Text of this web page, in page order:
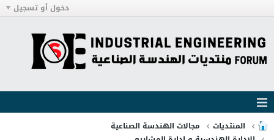
دخول أو تسجيل
المنتديات
مجالات الهندسة الصناعية